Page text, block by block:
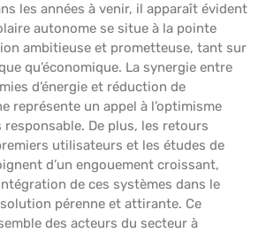
les années à venir, il apparaît évident
autonome se situe à la pointe
ambitieuse et prometteuse, tant sur
qu’économique. La synergie entre
d’énergie et réduction de
représente un appel à l’optimisme
De plus, les retours
utilisateurs et les études de
d’un engouement croissant,
de ces systèmes dans le
pérenne et attirante. Ce
des acteurs du secteur à